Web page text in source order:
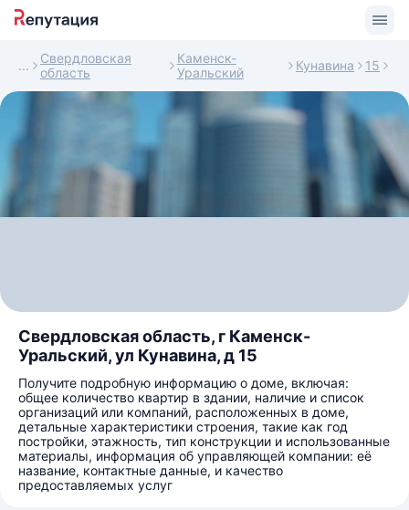
Свердловская
область
Каменск-
Уральский
Кунавина 15
Свердловская область, г Каменск-
Уральский, ул Кунавина, д 15
Получите подробную информацию о доме, включая:
общее количество квартир в здании, наличие и список
организаций или компаний, расположенных в доме,
детальные характеристики строения, такие как год
постройки, этажность, тип конструкции и использованные
материалы, информация об управляющей компании: её
название, контактные данные, и качество
предоставляемых услуг